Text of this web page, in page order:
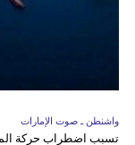
واشنطن ـ صوت الإمارات
تسبب اضطراب حركة